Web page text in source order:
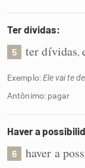
Ter dívidas:
5 ter dívidas,
Exemplo:Ele vai te
Antônimo: pagar
Haver a
6 haver a